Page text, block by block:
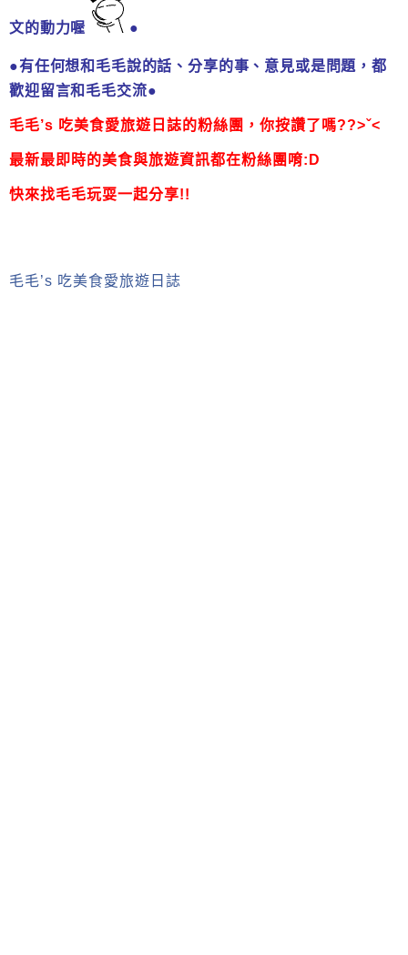
文的動力喔 ●
●有任何想和毛毛說的話、分享的事、意見或是問題，都
歡迎留言和毛毛交流●
毛毛’s 吃美食愛旅遊日誌的粉絲團， 你按讚了嗎??>ˇ<
最新最即時的美食與旅遊資訊都在粉絲團唷:D
快來找毛毛玩耍一起分享!!
毛毛’s 吃美食愛旅遊日誌